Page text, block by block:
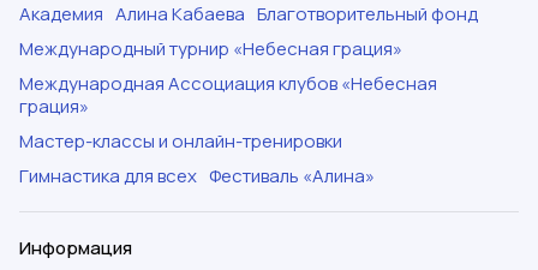
Академия Алина Кабаева Благотворительный фонд
Международный турнир «Небесная грация»
Международная Ассоциация клубов «Небесная
грация»
Мастер-классы и онлайн-тренировки
Гимнастика для всех Фестиваль «Алина»
Информация